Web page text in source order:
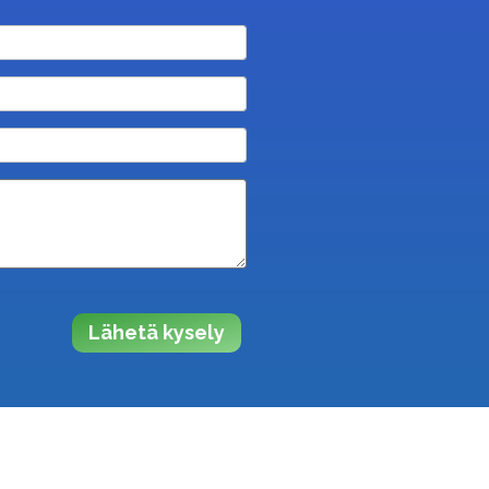
Lähetä kysely